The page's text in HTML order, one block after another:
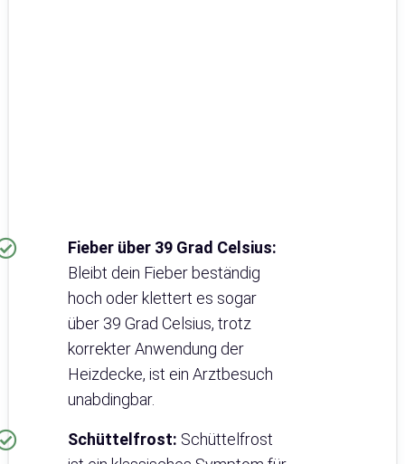
Fieber über 39 Grad Celsius:
Bleibt dein Fieber beständig
hoch oder klettert es sogar
über 39 Grad Celsius, trotz
korrekter Anwendung der
Heizdecke, ist ein Arztbesuch
unabdingbar.
Schüttelfrost: Schüttelfrost